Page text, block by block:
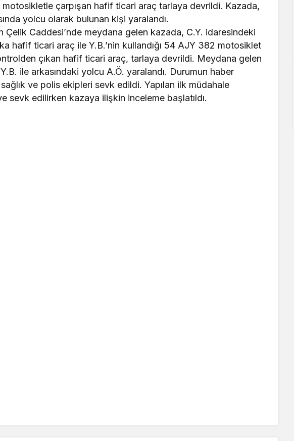
motosikletle çarpışan hafif ticari araç tarlaya devrildi. Kazada,
yolcu olarak bulunan kişi yaralandı.
Çelik Caddesi’nde meydana gelen kazada, C.Y. idaresindeki
hafif ticari araç ile Y.B.’nin kullandığı 54 AJY 382 motosiklet
çıkan hafif ticari araç, tarlaya devrildi. Meydana gelen
ile arkasındaki yolcu A.Ö. yaralandı. Durumun haber
ve polis ekipleri sevk edildi. Yapılan ilk müdahale
sevk edilirken kazaya ilişkin inceleme başlatıldı.